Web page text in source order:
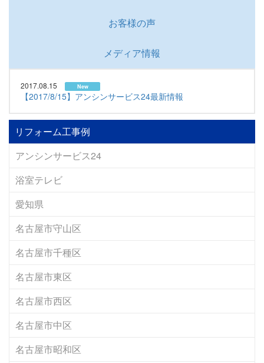
お客様の声
メディア情報
2017.08.15 New
【2017/8/15】アンシンサービス24最新情報
リフォーム工事例
アンシンサービス24
浴室テレビ
愛知県
名古屋市守山区
名古屋市千種区
名古屋市東区
名古屋市西区
名古屋市中区
名古屋市昭和区